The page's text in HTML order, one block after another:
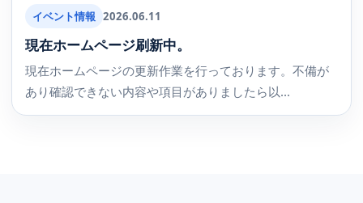
イベント情報 2026.06.11
現在ホームページ刷新中。
現在ホームページの更新作業を行っております。不備が
あり確認できない内容や項目がありましたら以...